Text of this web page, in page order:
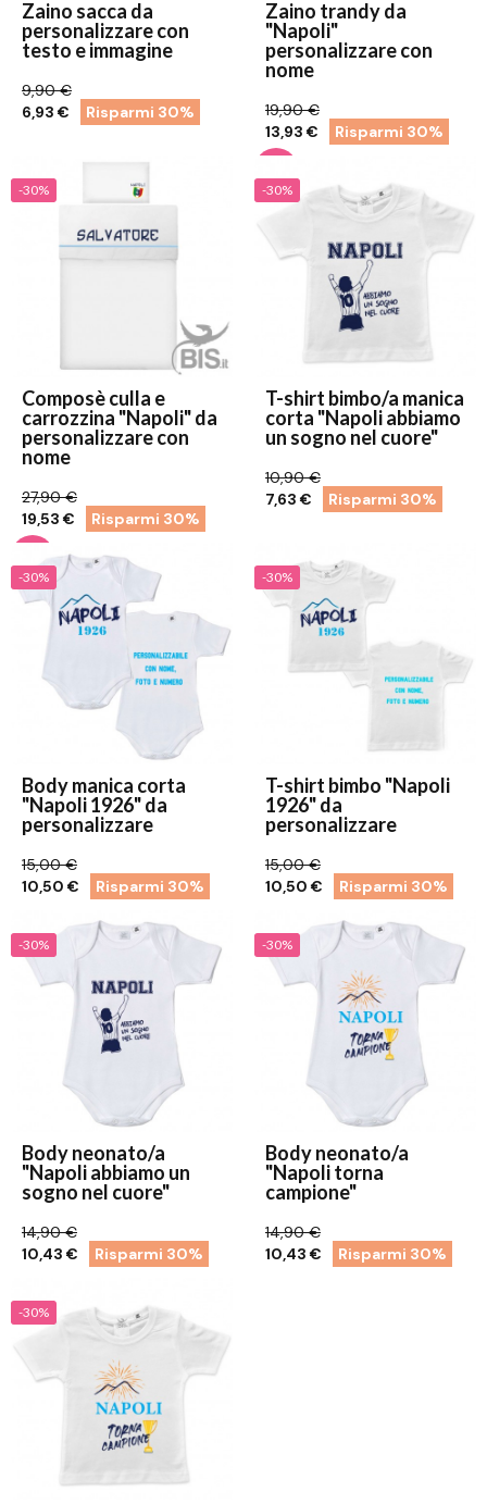
Zaino sacca da
personalizzare con
testo e immagine
9,90 €
6,93 €
Risparmi 30%
Zaino trandy da
"Napoli"
personalizzare con
nome
19,90 €
13,93 €
Risparmi 30%
-30%
Composè culla e
carrozzina "Napoli" da
personalizzare con
nome
27,90 €
19,53 €
Risparmi 30%
-30%
T-shirt bimbo/a manica
corta "Napoli abbiamo
un sogno nel cuore"
10,90 €
7,63 €
Risparmi 30%
-30%
Body manica corta
"Napoli 1926" da
personalizzare
15,00 €
10,50 €
Risparmi 30%
-30%
T-shirt bimbo "Napoli
1926" da
personalizzare
15,00 €
10,50 €
Risparmi 30%
-30%
Body neonato/a
"Napoli abbiamo un
sogno nel cuore"
14,90 €
10,43 €
Risparmi 30%
-30%
Body neonato/a
"Napoli torna
campione"
14,90 €
10,43 €
Risparmi 30%
-30%